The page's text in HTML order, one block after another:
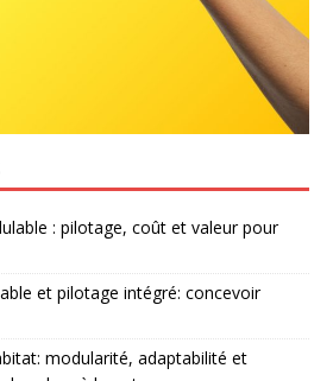
: pilotage, coût et valeur pour
et pilotage intégré: concevoir
modularité, adaptabilité et